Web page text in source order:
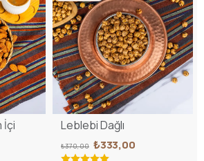
İçi Leblebi Dağlı
₺370,00 ₺333,00